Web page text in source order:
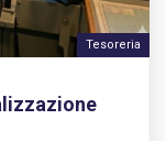
Tesoreria